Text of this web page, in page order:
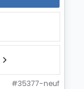
#35377-neuf